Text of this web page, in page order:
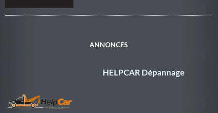
ANNONCES
HELPCAR Dépannage